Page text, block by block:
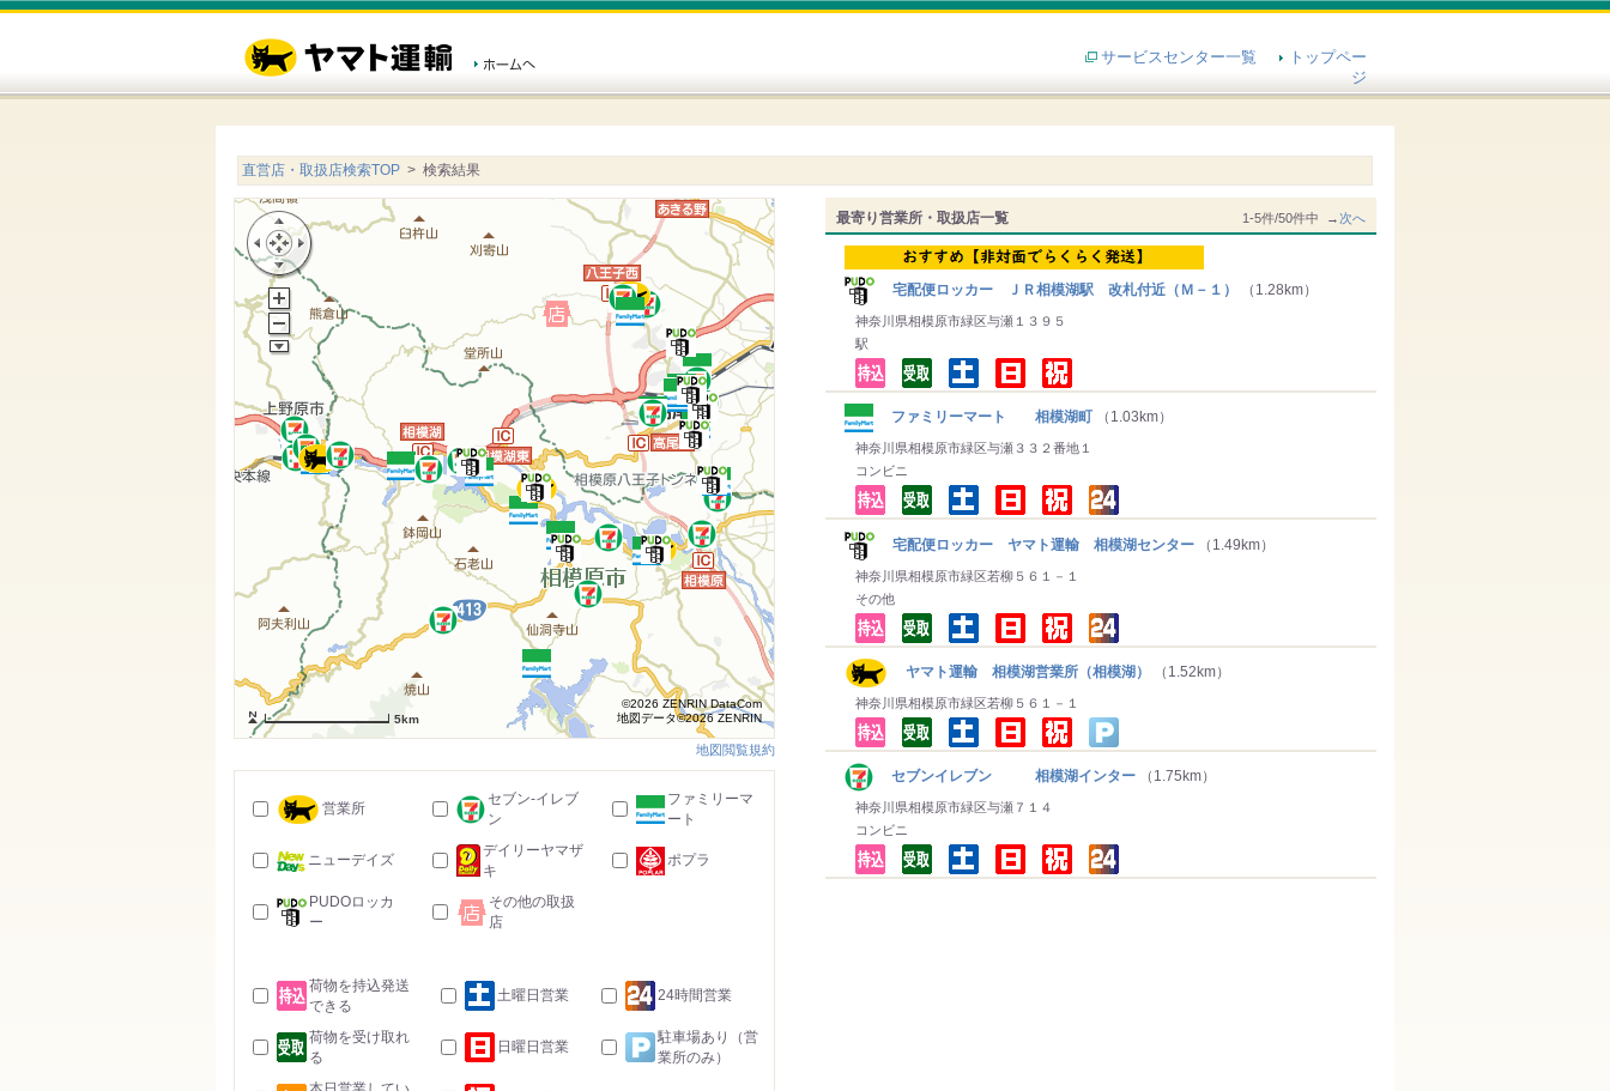
サービスセンター一覧
トップペー
ジ
直営店・取扱店検索TOP > 検索結果
最寄り営業所・取扱店一覧 1-5件/50件中 →次へ
宅配便ロッカー ＪＲ相模湖駅 改札付近（Ｍ－１） （1.28km）
神奈川県相模原市緑区与瀬１３９５
駅
ファミリーマート 相模湖町 （1.03km）
神奈川県相模原市緑区与瀬３３２番地１
コンビニ
宅配便ロッカー ヤマト運輸 相模湖センター （1.49km）
神奈川県相模原市緑区若柳５６１－１
その他
ヤマト運輸 相模湖営業所（相模湖） （1.52km）
神奈川県相模原市緑区若柳５６１－１
セブンイレブン 相模湖インター （1.75km）
神奈川県相模原市緑区与瀬７１４
コンビニ
5km
©2026 ZENRIN DataCom
地図データ©2026 ZENRIN
地図閲覧規約
営業所
セブン-イレブ
ン
ファミリーマ
ート
ニューデイズ
デイリーヤマザ
キ
ポプラ
PUDOロッカ
ー
その他の取扱
店
荷物を持込発送
できる
土曜日営業 24時間営業
荷物を受け取れ
る
日曜日営業
駐車場あり（営
業所のみ）